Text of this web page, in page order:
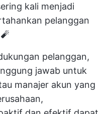
kali menjadi
pelanggan
pelanggan,
jawab untuk
manajer akun yang